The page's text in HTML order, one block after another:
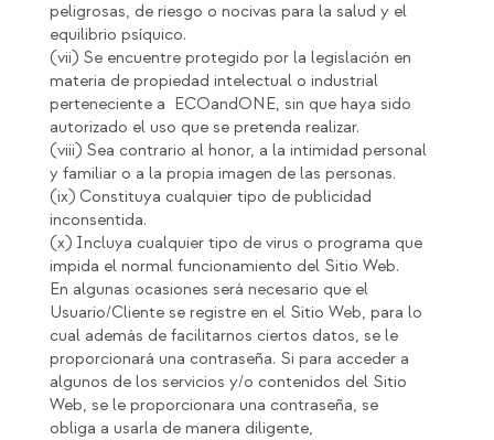
peligrosas, de riesgo o nocivas para la salud y el
equilibrio psíquico.
(vii) Se encuentre protegido por la legislación en
materia de propiedad intelectual o industrial
perteneciente a ECOandONE, sin que haya sido
autorizado el uso que se pretenda realizar.
(viii) Sea contrario al honor, a la intimidad personal
y familiar o a la propia imagen de las personas.
(ix) Constituya cualquier tipo de publicidad
inconsentida.
(x) Incluya cualquier tipo de virus o programa que
impida el normal funcionamiento del Sitio Web.
En algunas ocasiones será necesario que el
Usuario/Cliente se registre en el Sitio Web, para lo
cual además de facilitarnos ciertos datos, se le
proporcionará una contraseña. Si para acceder a
algunos de los servicios y/o contenidos del Sitio
Web, se le proporcionara una contraseña, se
obliga a usarla de manera diligente,